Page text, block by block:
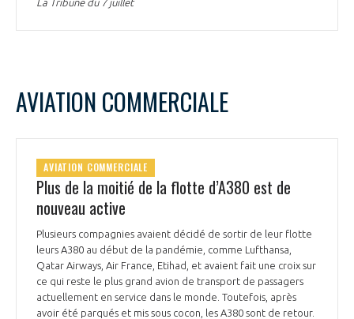
AVIATION COMMERCIALE
AVIATION COMMERCIALE
Plus de la moitié de la flotte d’A380 est de
nouveau active
Plusieurs compagnies avaient décidé de sortir de leur flotte
leurs A380 au début de la pandémie, comme Lufthansa,
Qatar Airways, Air France, Etihad, et avaient fait une croix sur
ce qui reste le plus grand avion de transport de passagers
actuellement en service dans le monde. Toutefois, après
avoir été parqués et mis sous cocon, les A380 sont de retour.